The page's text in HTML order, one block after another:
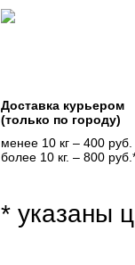
Доставка курьером
(только по городу)
менее 10 кг – 400 руб.
более 10 кг. – 800
* указаны